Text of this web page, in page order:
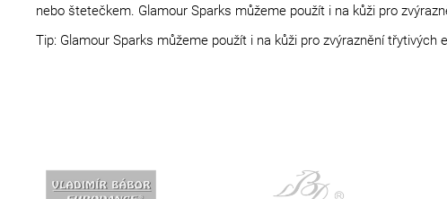
nebo štetečkem. Glamour Sparks můžeme použít i na kůži pro
Tip: Glamour Sparks můžeme použít i na kůži pro zvýraznění